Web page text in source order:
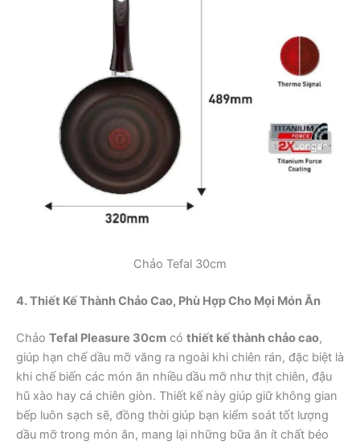
Chảo Tefal 30cm
4. Thiết Kế Thành Chảo Cao, Phù Hợp Cho Mọi Món Ăn
Chảo Tefal Pleasure 30cm có thiết kế thành chảo cao,
giúp hạn chế dầu mỡ văng ra ngoài khi chiên rán, đặc biệt là
khi chế biến các món ăn nhiều dầu mỡ như thịt chiên, đậu
hũ xào hay cá chiên giòn. Thiết kế này giúp giữ không gian
bếp luôn sạch sẽ, đồng thời giúp bạn kiểm soát tốt lượng
dầu mỡ trong món ăn, mang lại những bữa ăn ít chất béo